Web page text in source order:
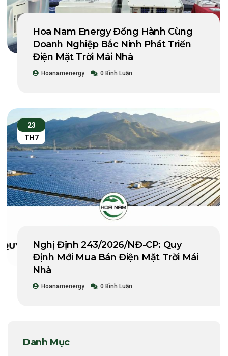
Hoa Nam Energy Đồng Hành Cùng
Doanh Nghiệp Bắc Ninh Phát Triển
Điện Mặt Trời Mái Nhà
Hoanamenergy 0 Bình Luận
23
TH7
Nghị Định 243/2026/NĐ-CP: Quy
Định Mới Mua Bán Điện Mặt Trời Mái
Nhà
Hoanamenergy 0 Bình Luận
Danh Mục